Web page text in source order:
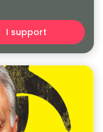
I support